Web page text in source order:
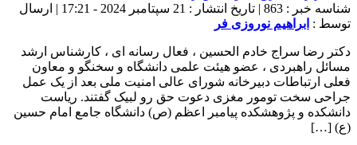
شناسه خبر : 863 | تاریخ انتشار : 21 سپتامبر 2024 - 17:21 | ارسال
توسط : ابراهیم نوروزی فر
دکتر رضا سراج خادم الحسین ، فعال رسانه ای ، کارشناس ارشد
مسائل راهبردی ، عضو هیئت علمی دانشگاه و سخنگو و معاون
فعلی ارتباطات دبیرخانه شورای عالی امنیت ملی بعد از یک عمل
جراحی سخت تومور مغزی دعوت حق رو لبیک گفتند. ریاست
دانشکده و پژوهشکده پیامبر اعظم (ص) دانشگاه جامع امام حسین
(ع) […]